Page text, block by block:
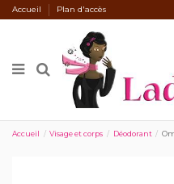
Accueil Plan d'accès
Accueil Visage et corps Déodorant